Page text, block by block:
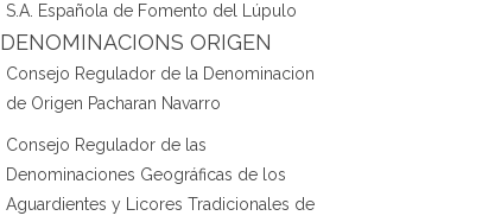
S.A. Española de Fomento del Lúpulo
DENOMINACIONS ORIGEN
Consejo Regulador de la Denominacion
de Origen Pacharan Navarro
Consejo Regulador de las
Denominaciones Geográficas de los
Aguardientes y Licores Tradicionales de